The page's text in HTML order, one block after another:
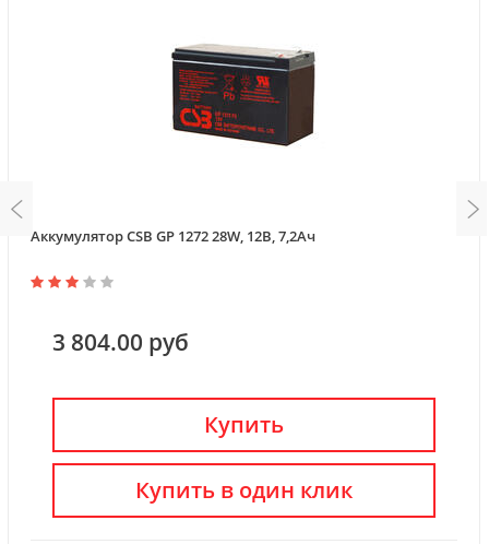
Аккумулятор CSB GP 1272 28W, 12В, 7,2Ач
3 804.00 руб
Купить
Купить в один клик